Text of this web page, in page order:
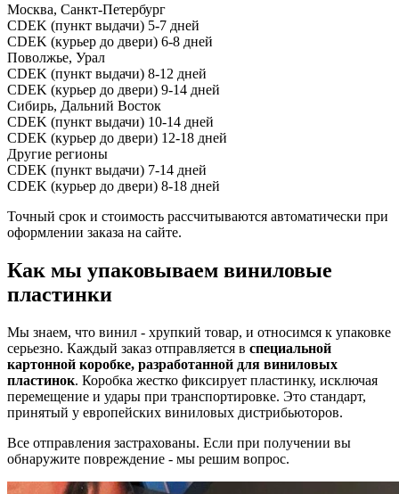
Москва, Санкт-Петербург
CDEK (пункт выдачи) 5-7 дней
CDEK (курьер до двери) 6-8 дней
Поволжье, Урал
CDEK (пункт выдачи) 8-12 дней
CDEK (курьер до двери) 9-14 дней
Сибирь, Дальний Восток
CDEK (пункт выдачи) 10-14 дней
CDEK (курьер до двери) 12-18 дней
Другие регионы
CDEK (пункт выдачи) 7-14 дней
CDEK (курьер до двери) 8-18 дней
Точный срок и стоимость рассчитываются автоматически при
оформлении заказа на сайте.
Как мы упаковываем виниловые
пластинки
Мы знаем, что винил - хрупкий товар, и относимся к упаковке
серьезно. Каждый заказ отправляется в специальной
картонной коробке, разработанной для виниловых
пластинок. Коробка жестко фиксирует пластинку, исключая
перемещение и удары при транспортировке. Это стандарт,
принятый у европейских виниловых дистрибьюторов.
Все отправления застрахованы. Если при получении вы
обнаружите повреждение - мы решим вопрос.